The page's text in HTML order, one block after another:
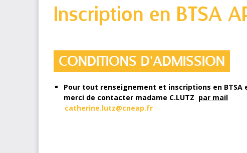
Inscription en BTSA
CONDITIONS D’ADMISSION
Pour tout renseignement et inscriptions en BTSA en
merci de contacter madame C.LUTZ par mail
catherine.lutz@cneap.fr